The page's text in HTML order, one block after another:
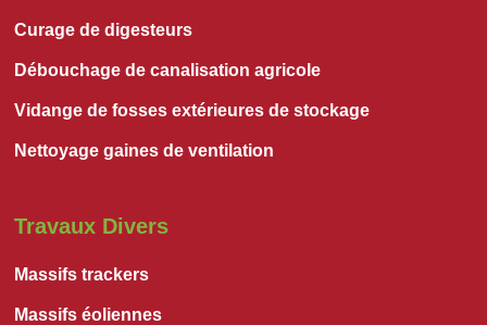
Curage de digesteurs
Débouchage de canalisation agricole
Vidange de fosses extérieures de stockage
Nettoyage gaines de ventilation
Travaux Divers
Massifs trackers
Massifs éoliennes